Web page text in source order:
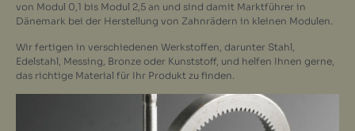
von Modul 0,1 bis Modul 2,5 an und sind damit Marktführer in
Dänemark bei der Herstellung von Zahnrädern in kleinen Modulen.
Wir fertigen in verschiedenen Werkstoffen, darunter Stahl,
Edelstahl, Messing, Bronze oder Kunststoff, und helfen Ihnen gerne,
das richtige Material für Ihr Produkt zu finden.